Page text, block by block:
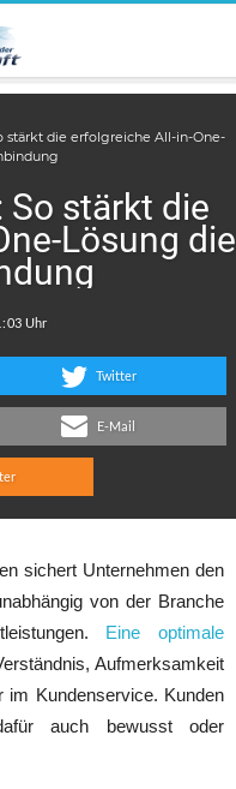
stärkt die erfolgreiche All-in-One-
stärkt die
Lösung die
:
Twitter
E-Mail
sichert Unternehmen den
von der Branche
Eine optimale
Aufmerksamkeit
im Kundenservice. Kunden
auch bewusst oder